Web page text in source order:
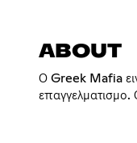
ABOUT
Ο Greek Mafia
επαγγελματισμο.